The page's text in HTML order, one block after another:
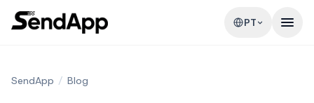
PT
SendApp / Blog